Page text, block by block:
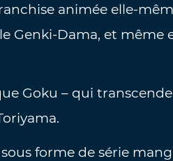
animée elle-
Genki-Dama, et même
Goku – qui
forme de série